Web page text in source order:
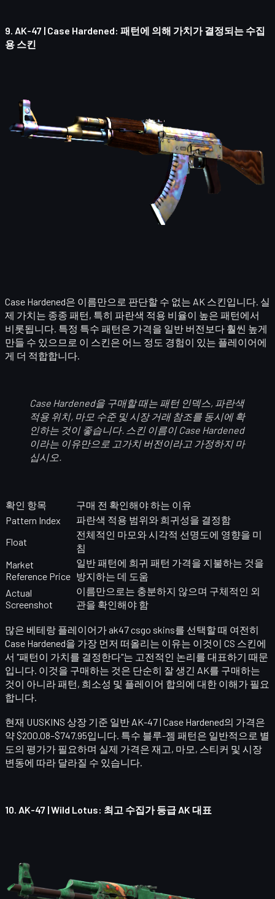
9. AK-47 | Case Hardened: 패턴에 의해 가치가 결정되는 수집
용 스킨
Case Hardened은 이름만으로 판단할 수 없는 AK 스킨입니다. 실
제 가치는 종종 패턴, 특히 파란색 적용 비율이 높은 패턴에서
비롯됩니다. 특정 특수 패턴은 가격을 일반 버전보다 훨씬 높게
만들 수 있으므로 이 스킨은 어느 정도 경험이 있는 플레이어에
게 더 적합합니다.
Case Hardened을 구매할 때는 패턴 인덱스, 파란색
적용 위치, 마모 수준 및 시장 거래 참조를 동시에 확
인하는 것이 좋습니다. 스킨 이름이 Case Hardened
이라는 이유만으로 고가치 버전이라고 가정하지 마
십시오.
확인 항목
구매 전 확인해야 하는 이유
Pattern Index
파란색 적용 범위와 희귀성을 결정함
Float
전체적인 마모와 시각적 선명도에 영향을 미
침
Market
Reference Price
일반 패턴에 희귀 패턴 가격을 지불하는 것을
방지하는 데 도움
Actual
Screenshot
이름만으로는 충분하지 않으며 구체적인 외
관을 확인해야 함
많은 베테랑 플레이어가 ak47 csgo skins를 선택할 때 여전히
Case Hardened을 가장 먼저 떠올리는 이유는 이것이 CS 스킨에
서 "패턴이 가치를 결정한다"는 고전적인 논리를 대표하기 때문
입니다. 이것을 구매하는 것은 단순히 잘 생긴 AK를 구매하는
것이 아니라 패턴, 희소성 및 플레이어 합의에 대한 이해가 필요
합니다.
현재 UUSKINS 상장 기준 일반 AK-47 | Case Hardened의 가격은
약 $200.08–$747.95입니다. 특수 블루-젬 패턴은 일반적으로 별
도의 평가가 필요하며 실제 가격은 재고, 마모, 스티커 및 시장
변동에 따라 달라질 수 있습니다.
10. AK-47 | Wild Lotus: 최고 수집가 등급 AK 대표